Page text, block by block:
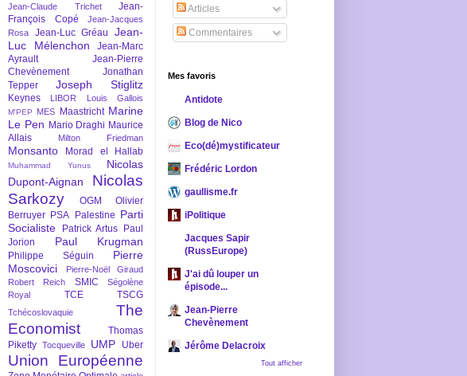
Jean-Claude Trichet
Jean-
François Copé
Jean-Jacques
Rosa
Jean-Luc Gréau
Jean-
Luc Mélenchon
Jean-Marc
Ayrault
Jean-Pierre
Chevènement
Jonathan
Tepper
Joseph Stiglitz
Keynes LIBOR Louis Gallois
M'PEP MES Maastricht Marine
Le Pen Mario Draghi Maurice
Allais
Milton Friedman
Monsanto Morad el Hallab
Muhammad Yunus
Nicolas
Dupont-Aignan
Nicolas
Sarkozy
OGM
Olivier
Berruyer PSA Palestine Parti
Socialiste
Patrick Artus
Paul
Jorion
Paul Krugman
Philippe Séguin
Pierre
Moscovici
Pierre-Noël Giraud
Robert Reich
SMIC
Ségolène
Royal
TCE TSCG
Tchécoslovaquie
The
Economist
Thomas
Piketty Tocqueville UMP Uber
Union Européenne
Articles
Commentaires
Mes favoris
Antidote
Blog de Nico
Eco(dé)mystificateur
Frédéric Lordon
gaullisme.fr
iPolitique
Jacques Sapir
(RussEurope)
J'ai dû louper un
épisode...
Jean-Pierre
Chevènement
Jérôme Delacroix
Tout afficher